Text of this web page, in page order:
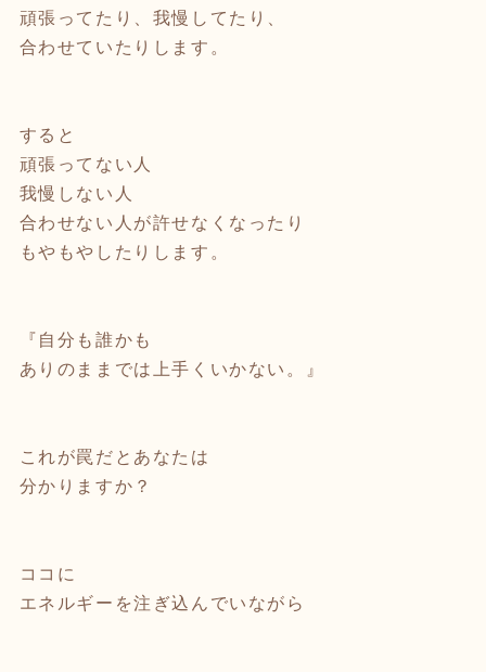
頑張ってたり、我慢してたり、
合わせていたりします。
すると
頑張ってない人
我慢しない人
合わせない人が許せなくなったり
もやもやしたりします。
『自分も誰かも
ありのままでは上手くいかない。』
これが罠だとあなたは
分かりますか？
ココに
エネルギーを注ぎ込んでいながら